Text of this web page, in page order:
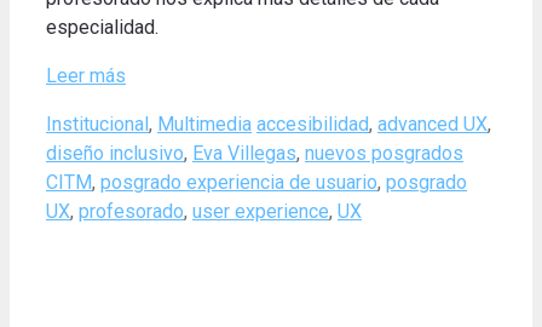
especialidad.
Leer más
Categories
Institucional , Multimedia Tags
accesibilidad, advanced UX,
diseño inclusivo, Eva Villegas, nuevos posgrados
CITM, posgrado experiencia de usuario, posgrado
UX, profesorado, user experience, UX